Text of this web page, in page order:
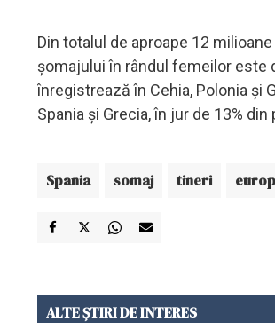
Din totalul de aproape 12
şomajului în rândul femeilor este
înregistrează în Cehia, Polonia şi
Spania şi Grecia, în jur de 13% din
Spania somaj tineri
ALTE ȘTIRI DE INTERES